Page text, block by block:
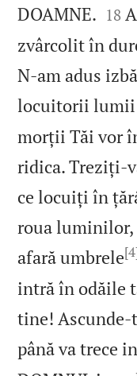
DOAMNE. 

18
zvârcolit în
N‑am adus
locuitorii lumii
morții Tăi vor
ridica.
ce locuiți în
roua luminilor,
afară umbrele
intră în odăile
tine!
până va trece